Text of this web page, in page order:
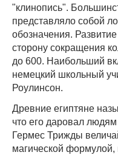
"клинопись".
представляло собой
обозначения.
сторону сокращения
до 600. Наибольший
немецкий школьный
Роулинсон.
Древние египтяне
что его даровал
Гермес Трижды
магической